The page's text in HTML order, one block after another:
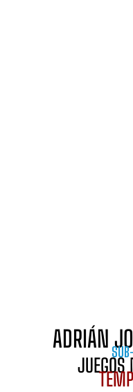
ADRIÁN
JUEGOS